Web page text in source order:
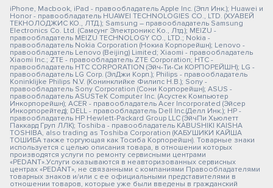
iPhone, Macbook, iPad - правообладатель Apple Inc. (Эпл Инк.); Huawei и
Honor - правообладатель HUAWEI TECHNOLOGIES CO., LTD. (ХУАВЕЙ
ТЕКНОЛОДЖИС КО., ЛТД.); Samsung – правообладатель Samsung
Electronics Co. Ltd. (Самсунг Электроникс Ко., Лтд.); MEIZU -
правообладатель MEIZU TECHNOLOGY CO., LTD.; Nokia -
правообладатель Nokia Corporation (Нокиа Корпорейшн); Lenovo -
правообладатель Lenovo (Beijing) Limited; Xiaomi - правообладатель
Xiaomi Inc.; ZTE - правообладатель ZTE Corporation; HTC -
правообладатель HTC CORPORATION (Эйч-Ти-Си КОРПОРЕЙШН); LG -
правообладатель LG Corp. (ЭлДжи Корп.); Philips - правообладатель
Koninklijke Philips N.V. (Конинклийке Филипс Н.В.); Sony -
правообладатель Sony Corporation (Сони Корпорейшн); ASUS -
правообладатель ASUSTeK Computer Inc. (Асустек Компьютер
Инкорпорейшн); ACER - правообладатель Acer Incorporated (Эйсер
Инкорпорейтед); DELL - правообладатель Dell Inc.(Делл Инк.); HP -
правообладатель HP Hewlett-Packard Group LLC (ЭйчПи Хьюлетт
Паккард Груп ЛЛК); Toshiba - правообладатель KABUSHIKI KAISHA
TOSHIBA, also trading as Toshiba Corporation (КАБУШИКИ КАЙША
ТОШИБА также торгующая как Тосиба Корпорейшн). Товарные знаки
используется с целью описания товара, в отношении которых
производятся услуги по ремонту сервисными центрами
«PEDANT».Услуги оказываются в неавторизованных сервисных
центрах «PEDANT», не связанными с компаниями Правообладателями
товарных знаков и/или с ее официальными представителями в
отношении товаров, которые уже были введены в гражданский